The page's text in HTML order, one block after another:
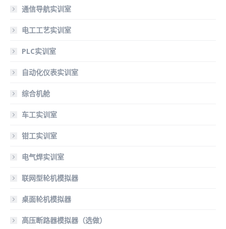
通信导航实训室
电工工艺实训室
PLC实训室
自动化仪表实训室
综合机舱
车工实训室
钳工实训室
电气焊实训室
联网型轮机模拟器
桌面轮机模拟器
高压断路器模拟器（选做）